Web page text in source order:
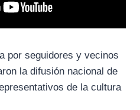
por seguidores y vecinos
la difusión nacional de
de la cultura